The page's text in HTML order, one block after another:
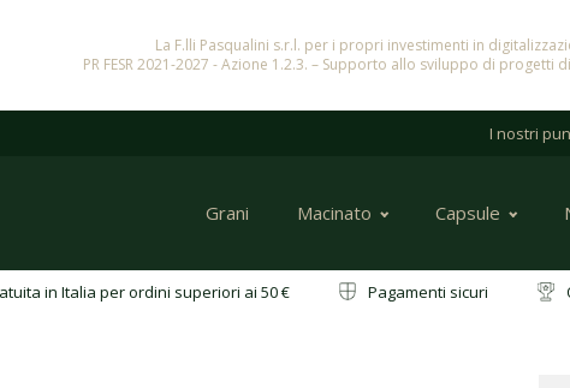
La F.lli Pasqualini s.r.l. per i propri investimenti in
PR FESR 2021-2027 - Azione 1.2.3. – Supporto allo sviluppo di
I nostri
Grani Macinato Capsule
in Italia per ordini superiori ai 50 € Pagamenti sicuri